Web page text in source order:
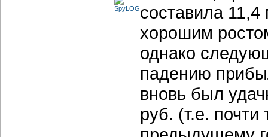
составила
хорошим
однако
падению
вновь был
руб. (т.е.